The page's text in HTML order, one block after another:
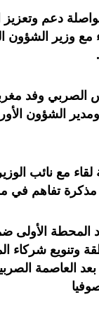
دعم وتعزيز
مع وزير
الصربي وفد
الشؤون
مع نائب
مذكرة تفاهم في
المحطة الأولى
وتنويع شركاء
العاصمة